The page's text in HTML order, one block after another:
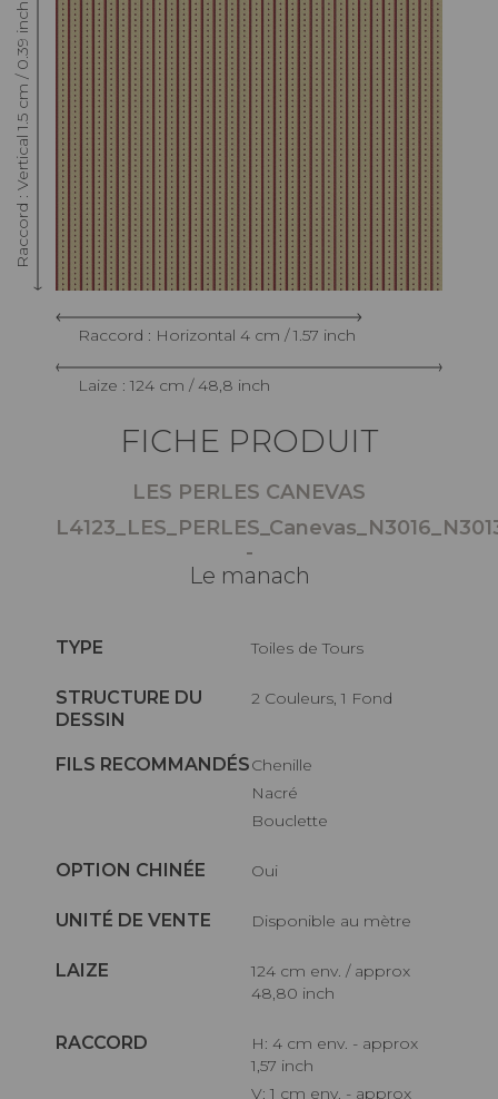
Raccord : Vertical 1.5 cm / 0.39 inch
Raccord : Horizontal 4 cm / 1.57 inch
Laize : 124 cm / 48,8 inch
FICHE PRODUIT
LES PERLES CANEVAS
-
Le manach
TYPE Toiles de Tours
STRUCTURE DU
DESSIN
2 Couleurs, 1 Fond
FILS RECOMMANDÉS
Chenille
Nacré
Bouclette
OPTION CHINÉE Oui
UNITÉ DE VENTE Disponible au mètre
LAIZE
124 cm env. / approx
48,80 inch
RACCORD
H: 4 cm env. - approx
1,57 inch
V: 1 cm env. - approx